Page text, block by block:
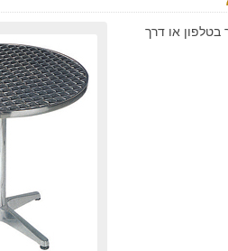
או דרך